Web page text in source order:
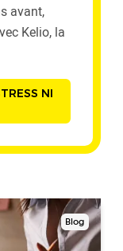
avant,
Kelio, la
NI
Blog